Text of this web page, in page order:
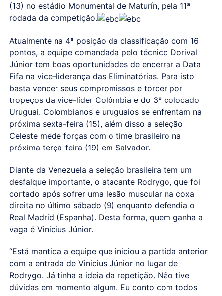
(13) no estádio Monumental de Maturín, pela 11ª
rodada da competição.
Atualmente na 4ª posição da classificação com 16
pontos, a equipe comandada pelo técnico Dorival
Júnior tem boas oportunidades de encerrar a Data
Fifa na vice-liderança das Eliminatórias. Para isto
basta vencer seus compromissos e torcer por
tropeços da vice-líder Colômbia e do 3º colocado
Uruguai. Colombianos e uruguaios se enfrentam na
próxima sexta-feira (15), além disso a seleção
Celeste mede forças com o time brasileiro na
próxima terça-feira (19) em Salvador.
Diante da Venezuela a seleção brasileira tem um
desfalque importante, o atacante Rodrygo, que foi
cortado após sofrer uma lesão muscular na coxa
direita no último sábado (9) enquanto defendia o
Real Madrid (Espanha). Desta forma, quem ganha a
vaga é Vinicius Júnior.
“Está mantida a equipe que iniciou a partida anterior
com a entrada de Vinicius Júnior no lugar de
Rodrygo. Já tinha a ideia da repetição. Não tive
dúvidas em momento algum. Eu conto com todos